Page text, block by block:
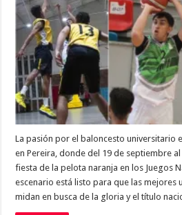
La pasión por el baloncesto universitario
en Pereira, donde del 19 de septiembre
fiesta de la pelota naranja en los Juegos
escenario está listo para que las mejores
midan en busca de la gloria y el título